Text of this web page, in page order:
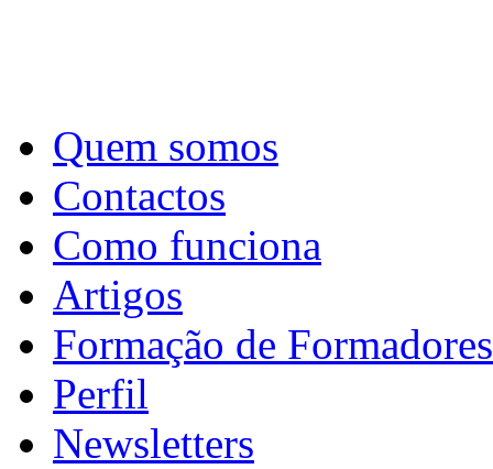
Quem somos
Contactos
Como funciona
Artigos
Formação de Formadores
Perfil
Newsletters